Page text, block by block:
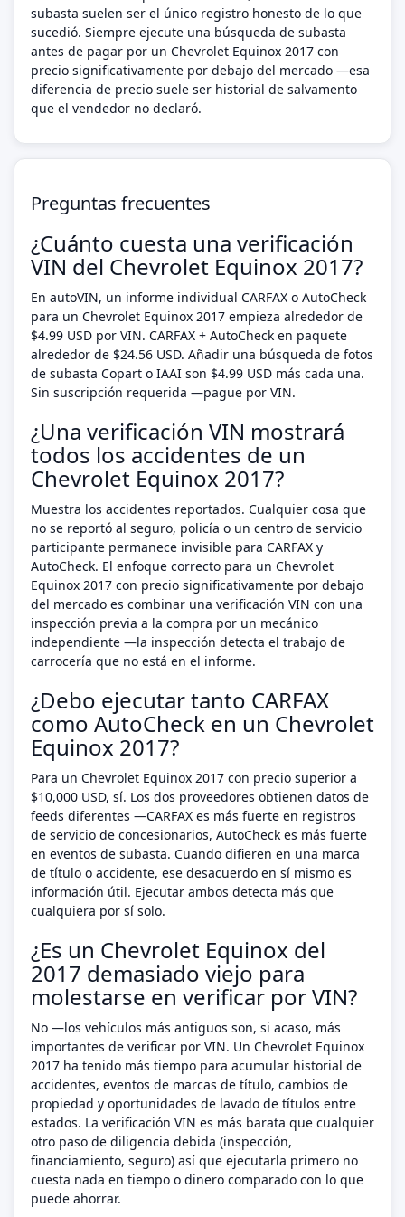
subasta suelen ser el único registro honesto de lo que
sucedió. Siempre ejecute una búsqueda de subasta
antes de pagar por un Chevrolet Equinox 2017 con
precio significativamente por debajo del mercado —esa
diferencia de precio suele ser historial de salvamento
que el vendedor no declaró.
Preguntas frecuentes
¿Cuánto cuesta una verificación
VIN del Chevrolet Equinox 2017?
En autoVIN, un informe individual CARFAX o AutoCheck
para un Chevrolet Equinox 2017 empieza alrededor de
$4.99 USD por VIN. CARFAX + AutoCheck en paquete
alrededor de $24.56 USD. Añadir una búsqueda de fotos
de subasta Copart o IAAI son $4.99 USD más cada una.
Sin suscripción requerida —pague por VIN.
¿Una verificación VIN mostrará
todos los accidentes de un
Chevrolet Equinox 2017?
Muestra los accidentes reportados. Cualquier cosa que
no se reportó al seguro, policía o un centro de servicio
participante permanece invisible para CARFAX y
AutoCheck. El enfoque correcto para un Chevrolet
Equinox 2017 con precio significativamente por debajo
del mercado es combinar una verificación VIN con una
inspección previa a la compra por un mecánico
independiente —la inspección detecta el trabajo de
carrocería que no está en el informe.
¿Debo ejecutar tanto CARFAX
como AutoCheck en un Chevrolet
Equinox 2017?
Para un Chevrolet Equinox 2017 con precio superior a
$10,000 USD, sí. Los dos proveedores obtienen datos de
feeds diferentes —CARFAX es más fuerte en registros
de servicio de concesionarios, AutoCheck es más fuerte
en eventos de subasta. Cuando difieren en una marca
de título o accidente, ese desacuerdo en sí mismo es
información útil. Ejecutar ambos detecta más que
cualquiera por sí solo.
¿Es un Chevrolet Equinox del
2017 demasiado viejo para
molestarse en verificar por VIN?
No —los vehículos más antiguos son, si acaso, más
importantes de verificar por VIN. Un Chevrolet Equinox
2017 ha tenido más tiempo para acumular historial de
accidentes, eventos de marcas de título, cambios de
propiedad y oportunidades de lavado de títulos entre
estados. La verificación VIN es más barata que cualquier
otro paso de diligencia debida (inspección,
financiamiento, seguro) así que ejecutarla primero no
cuesta nada en tiempo o dinero comparado con lo que
puede ahorrar.